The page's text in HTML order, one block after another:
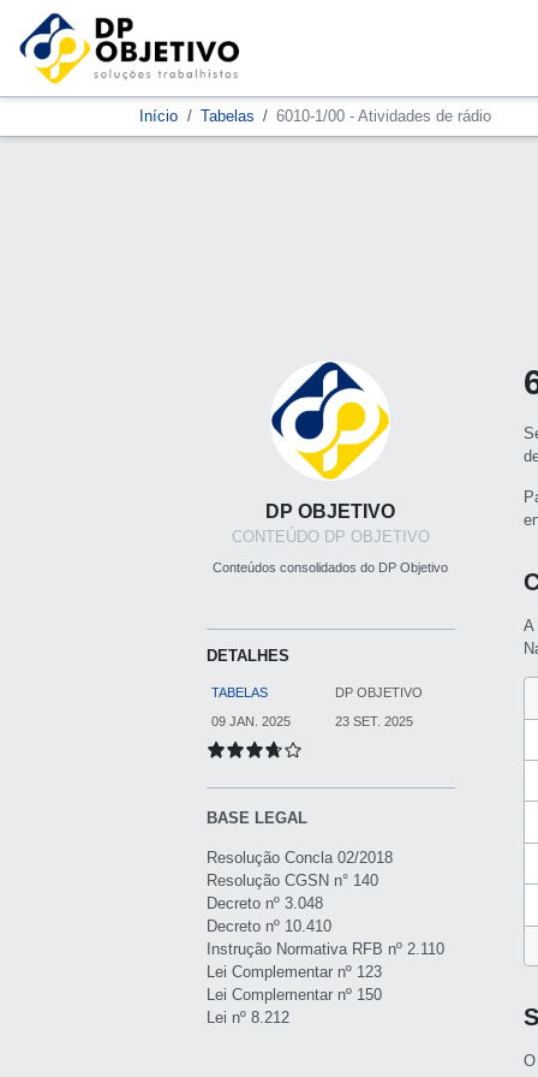
Início Tabelas 6010-1/00 - Atividades de rádio
DP OBJETIVO
CONTEÚDO DP OBJETIVO
Conteúdos consolidados do DP Objetivo
BASE LEGAL
Resolução Concla 02/2018
Resolução CGSN n° 140
Decreto nº 3.048
Decreto nº 10.410
Instrução Normativa RFB nº 2.110
Lei Complementar nº 123
Lei Complementar nº 150
Lei nº 8.212
DETALHES
TABELAS
DP OBJETIVO
09 JAN. 2025
23 SET. 2025
A